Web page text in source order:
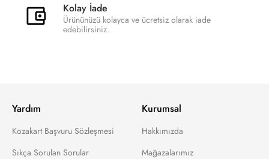
Kolay İade
Ürününüzü kolayca ve ücretsiz olarak iade
edebilirsiniz.
Yardım
Kozakart Başvuru Sözleşmesi
Sıkça Sorulan Sorular
Kurumsal
Hakkımızda
Mağazalarımız